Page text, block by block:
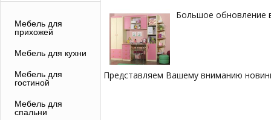
Мебель для
прихожей
Мебель для кухни
Мебель для
гостиной
Мебель для
спальни
Большое обновление
Представляем Вашему вниманию